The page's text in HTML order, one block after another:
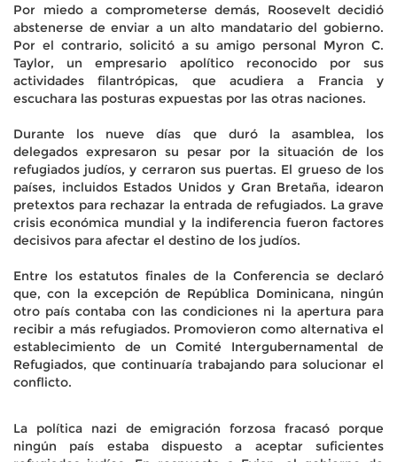
Por miedo a comprometerse demás, Roosevelt decidió
abstenerse de enviar a un alto mandatario del gobierno.
Por el contrario, solicitó a su amigo personal Myron C.
Taylor, un empresario apolítico reconocido por sus
actividades filantrópicas, que acudiera a Francia y
escuchara las posturas expuestas por las otras naciones.
Durante los nueve días que duró la asamblea, los
delegados expresaron su pesar por la situación de los
refugiados judíos, y cerraron sus puertas. El grueso de los
países, incluidos Estados Unidos y Gran Bretaña, idearon
pretextos para rechazar la entrada de refugiados. La grave
crisis económica mundial y la indiferencia fueron factores
decisivos para afectar el destino de los judíos.
Entre los estatutos finales de la Conferencia se declaró
que, con la excepción de República Dominicana, ningún
otro país contaba con las condiciones ni la apertura para
recibir a más refugiados. Promovieron como alternativa el
establecimiento de un Comité Intergubernamental de
Refugiados, que continuaría trabajando para solucionar el
conflicto.
La política nazi de emigración forzosa fracasó porque
ningún país estaba dispuesto a aceptar suficientes